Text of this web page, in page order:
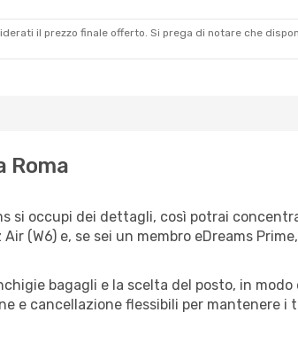
il ​​prezzo finale offerto. Si prega di notare che
Roma
si occupi dei dettagli, così potrai
(W6) e, se sei un membro eDreams
bagagli e la scelta del posto, in modo
e cancellazione flessibili per mantenere i